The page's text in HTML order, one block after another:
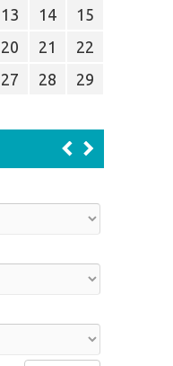
13 14
15
20 21
22
27 28
29